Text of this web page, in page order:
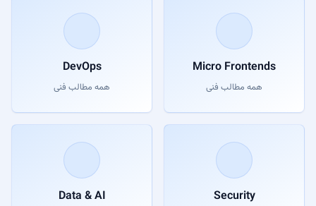
Micro Frontends
همه مطالب فنی
DevOps
همه مطالب فنی
Security
Data & AI